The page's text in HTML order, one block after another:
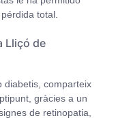
total.
Lliçó de
diabetis, comparteix
gràcies a un
de retinopatia,